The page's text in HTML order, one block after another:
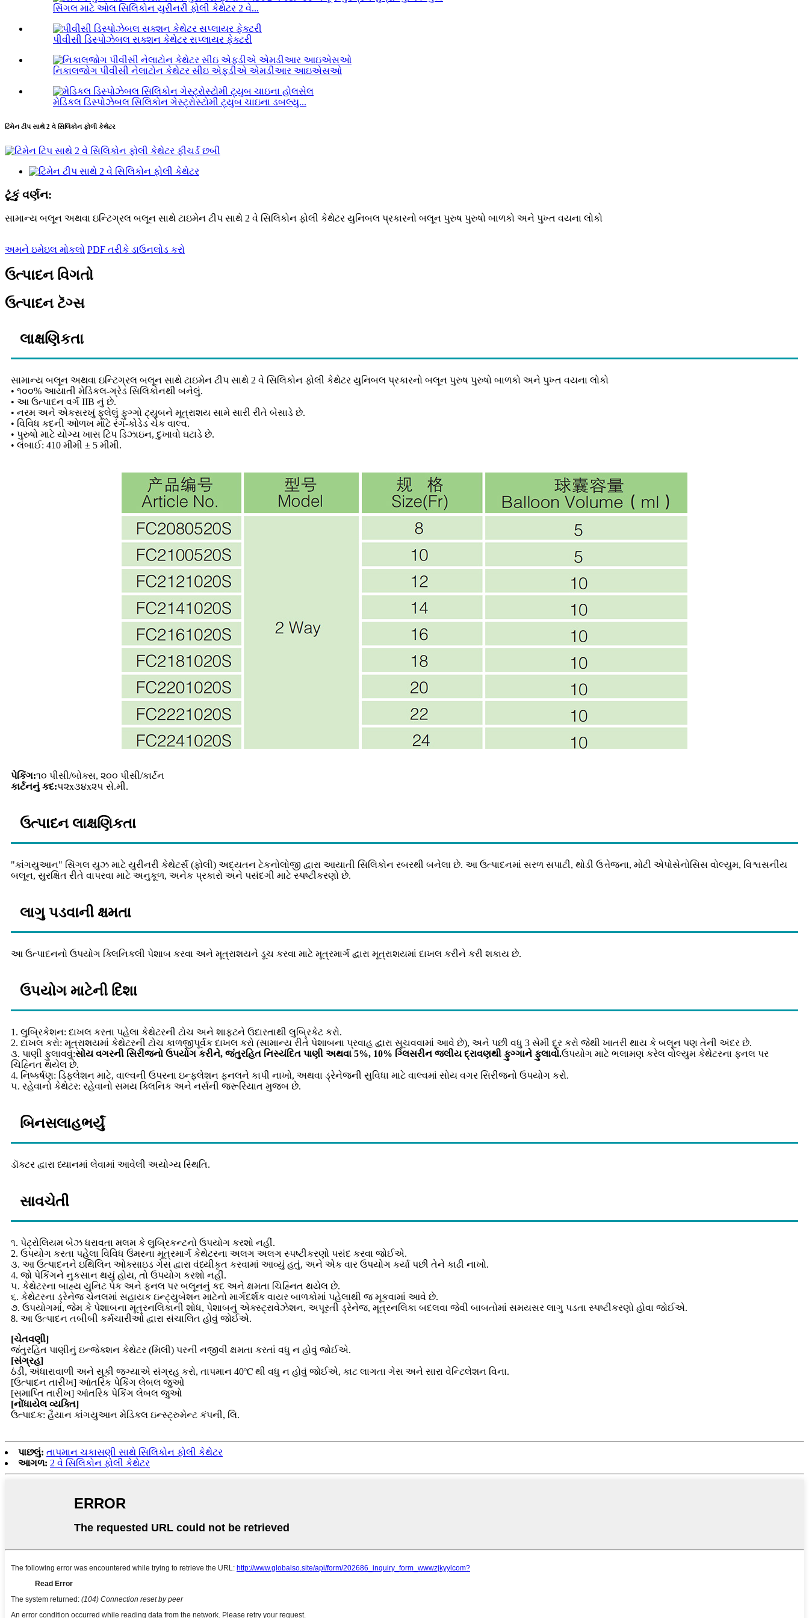
સિંગલ માટે ઓલ સિલિકોન યુરીનરી ફોલી કેથેટર 2 વે...
પીવીસી ડિસ્પોઝેબલ સક્શન કેથેટર સપ્લાયર ફેક્ટરી
નિકાલજોગ પીવીસી નેલાટોન કેથેટર સીઇ એફડીએ એમડીઆર આઇએસઓ
મેડિકલ ડિસ્પોઝેબલ સિલિકોન ગેસ્ટ્રોસ્ટોમી ટ્યુબ ચાઇના ડબલ્યુ...
ટિમેન ટીપ સાથે 2 વે સિલિકોન ફોલી કેથેટર
ટૂંકું વર્ણન:
સામાન્ય બલૂન અથવા ઇન્ટિગ્રલ બલૂન સાથે ટાઇમેન ટીપ સાથે 2 વે સિલિકોન ફોલી કેથેટર યુનિબલ પ્રકારનો બલૂન પુરુષ પુરુષો બાળકો અને પુખ્ત વયના લોકો
અમને ઇમેઇલ મોકલો PDF તરીકે ડાઉનલોડ કરો
ઉત્પાદન વિગતો
ઉત્પાદન ટૅગ્સ
લાક્ષણિકતા
સામાન્ય બલૂન અથવા ઇન્ટિગ્રલ બલૂન સાથે ટાઇમેન ટીપ સાથે 2 વે સિલિકોન ફોલી કેથેટર યુનિબલ પ્રકારનો બલૂન પુરુષ પુરુષો બાળકો અને પુખ્ત વયના લોકો
• ૧૦૦% આયાતી મેડિકલ-ગ્રેડ સિલિકોનથી બનેલું.
• આ ઉત્પાદન વર્ગ IIB નું છે.
• નરમ અને એકસરખું ફૂલેલું ફુગ્ગો ટ્યુબને મૂત્રાશય સામે સારી રીતે બેસાડે છે.
• વિવિધ કદની ઓળખ માટે રંગ-કોડેડ ચેક વાલ્વ.
• પુરુષો માટે યોગ્ય ખાસ ટિપ ડિઝાઇન, દુખાવો ઘટાડે છે.
• લંબાઈ: 410 મીમી ± 5 મીમી.
પેકિંગ:૧૦ પીસી/બોક્સ, ૨૦૦ પીસી/કાર્ટન
કાર્ટનનું કદ:૫૨x૩૪x૨૫ સે.મી.
ઉત્પાદન લાક્ષણિકતા
"કાંગયુઆન" સિંગલ યુઝ માટે યુરીનરી કેથેટર્સ (ફોલી) અદ્યતન ટેકનોલોજી દ્વારા આયાતી સિલિકોન રબરથી બનેલા છે. આ ઉત્પાદનમાં સરળ સપાટી, થોડી ઉત્તેજના, મોટી એપોસેનોસિસ વોલ્યુમ, વિશ્વસનીય
બલૂન, સુરક્ષિત રીતે વાપરવા માટે અનુકૂળ, અનેક પ્રકારો અને પસંદગી માટે સ્પષ્ટીકરણો છે.
લાગુ પડવાની ક્ષમતા
આ ઉત્પાદનનો ઉપયોગ ક્લિનિકલી પેશાબ કરવા અને મૂત્રાશયને ડૂચ કરવા માટે મૂત્રમાર્ગ દ્વારા મૂત્રાશયમાં દાખલ કરીને કરી શકાય છે.
ઉપયોગ માટેની દિશા
1. લુબ્રિકેશન: દાખલ કરતા પહેલા કેથેટરની ટોચ અને શાફ્ટને ઉદારતાથી લુબ્રિકેટ કરો.
2. દાખલ કરો: મૂત્રાશયમાં કેથેટરની ટોચ કાળજીપૂર્વક દાખલ કરો (સામાન્ય રીતે પેશાબના પ્રવાહ દ્વારા સૂચવવામાં આવે છે), અને પછી વધુ 3 સેમી દૂર કરો જેથી ખાતરી થાય કે બલૂન પણ તેની અંદર છે.
૩. પાણી ફુલાવવું:સોય વગરની સિરીંજનો ઉપયોગ કરીને, જંતુરહિત નિસ્યંદિત પાણી અથવા 5%, 10% ગ્લિસરીન જલીય દ્રાવણથી ફુગ્ગાને ફુલાવો.ઉપયોગ માટે ભલામણ કરેલ વોલ્યુમ કેથેટરના ફનલ પર
ચિહ્નિત થયેલ છે.
4. નિષ્કર્ષણ: ડિફ્લેશન માટે, વાલ્વની ઉપરના ઇન્ફ્લેશન ફનલને કાપી નાખો, અથવા ડ્રેનેજની સુવિધા માટે વાલ્વમાં સોય વગર સિરીંજનો ઉપયોગ કરો.
૫. રહેવાનો કેથેટર: રહેવાનો સમય ક્લિનિક અને નર્સની જરૂરિયાત મુજબ છે.
બિનસલાહભર્યું
ડૉક્ટર દ્વારા ધ્યાનમાં લેવામાં આવેલી અયોગ્ય સ્થિતિ.
સાવચેતી
૧. પેટ્રોલિયમ બેઝ ધરાવતા મલમ કે લુબ્રિકન્ટનો ઉપયોગ કરશો નહીં.
2. ઉપયોગ કરતા પહેલા વિવિધ ઉંમરના મૂત્રમાર્ગ કેથેટરના અલગ અલગ સ્પષ્ટીકરણો પસંદ કરવા જોઈએ.
૩. આ ઉત્પાદનને ઇથિલિન ઓક્સાઇડ ગેસ દ્વારા વંધ્યીકૃત કરવામાં આવ્યું હતું, અને એક વાર ઉપયોગ કર્યા પછી તેને કાઢી નાખો.
4. જો પેકિંગને નુકસાન થયું હોય, તો ઉપયોગ કરશો નહીં.
૫. કેથેટરના બાહ્ય યુનિટ પેક અને ફનલ પર બલૂનનું કદ અને ક્ષમતા ચિહ્નિત થયેલ છે.
૬. કેથેટરના ડ્રેનેજ ચેનલમાં સહાયક ઇન્ટ્યુબેશન માટેનો માર્ગદર્શક વાયર બાળકોમાં પહેલાથી જ મૂકવામાં આવે છે.
૭. ઉપયોગમાં, જેમ કે પેશાબના મૂત્રનલિકાની શોધ, પેશાબનું એક્સ્ટ્રાવેઝેશન, અપૂરતી ડ્રેનેજ, મૂત્રનલિકા બદલવા જેવી બાબતોમાં સમયસર લાગુ પડતા સ્પષ્ટીકરણો હોવા જોઈએ.
8. આ ઉત્પાદન તબીબી કર્મચારીઓ દ્વારા સંચાલિત હોવું જોઈએ.
[ચેતવણી]
જંતુરહિત પાણીનું ઇન્જેક્શન કેથેટર (મિલી) પરની નજીવી ક્ષમતા કરતાં વધુ ન હોવું જોઈએ.
[સંગ્રહ]
ઠંડી, અંધારાવાળી અને સૂકી જગ્યાએ સંગ્રહ કરો, તાપમાન 40℃ થી વધુ ન હોવું જોઈએ, કાટ લાગતા ગેસ અને સારા વેન્ટિલેશન વિના.
[ઉત્પાદન તારીખ] આંતરિક પેકિંગ લેબલ જુઓ
[સમાપ્તિ તારીખ] આંતરિક પેકિંગ લેબલ જુઓ
[નોંધાયેલ વ્યક્તિ]
ઉત્પાદક: હૈયાન કાંગયુઆન મેડિકલ ઇન્સ્ટ્રુમેન્ટ કંપની, લિ.
પાછલું: તાપમાન ચકાસણી સાથે સિલિકોન ફોલી કેથેટર
આગળ: 2 વે સિલિકોન ફોલી કેથેટર